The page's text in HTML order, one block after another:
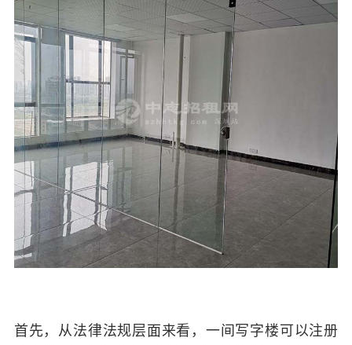
首先，从法律法规层面来看，一间写字楼可以注册